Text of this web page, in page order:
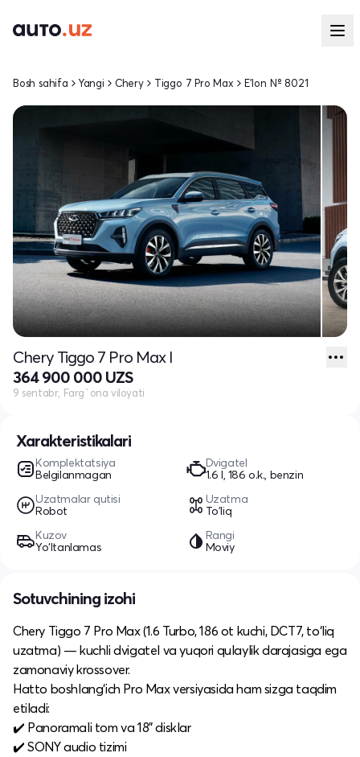
Xarakteristikalari
Komplektatsiya
Belgilanmagan
Dvigatel
1.6 l, 186 o.k., benzin
Uzatmalar qutisi
Robot
Uzatma
To'liq
Kuzov
Yo‘ltanlamas
Rangi
Moviy
Bosh sahifa Yangi Chery Tiggo 7 Pro Max E'lon № 8021
Chery Tiggo 7 Pro Max I
364 900 000 UZS
9 sentabr, Farg`ona viloyati
Sotuvchining izohi
Chery Tiggo 7 Pro Max (1.6 Turbo, 186 ot kuchi, DCT7, to‘liq
uzatma) — kuchli dvigatel va yuqori qulaylik darajasiga ega
zamonaviy krossover.
Hatto boshlang‘ich Pro Max versiyasida ham sizga taqdim
etiladi:
✔️ Panoramali tom va 18" disklar
✔️ SONY audio tizimi